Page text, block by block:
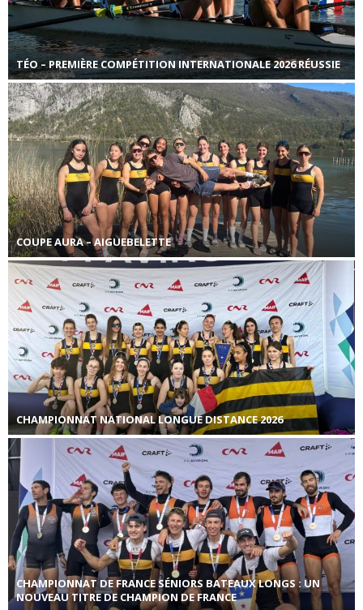
TÉO – PREMIÈRE COMPÉTITION INTERNATIONALE 2026 RÉUSSIE
COUPE AURA – AIGUEBELETTE
CHAMPIONNAT NATIONAL LONGUE DISTANCE 2026
CHAMPIONNAT DE FRANCE SÉNIORS BATEAUX LONGS : UN
NOUVEAU TITRE DE CHAMPION DE FRANCE